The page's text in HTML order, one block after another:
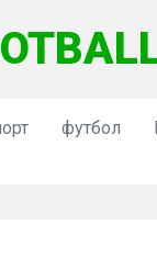
футбол